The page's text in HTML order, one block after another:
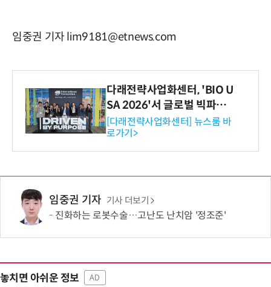
임중권 기자 lim9181@etnews.com
다래전략사업화센터, 'BIO U
SA 2026'서 글로벌 빅파마
와의 비즈니스 미팅 지원…K
-바이오 해외 진출 교두보 확
보
[다래전략사업화센터] 뉴스룸 바
로가기>
임중권 기자 기사 더보기
진화하는 로봇수술…고난도 난치암 '정조준'
놓치면 아쉬운 정보 AD